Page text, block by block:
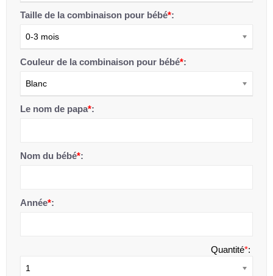
Taille de la combinaison pour bébé*:
0-3 mois
Couleur de la combinaison pour bébé*:
Blanc
Le nom de papa*:
Nom du bébé*:
Année*:
Quantité*:
1